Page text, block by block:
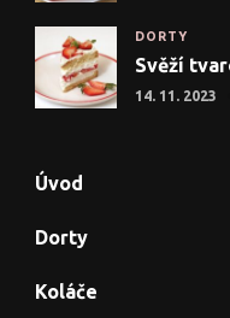
DORTY
Svěží
14. 11. 2023
Úvod
Dorty
Koláče